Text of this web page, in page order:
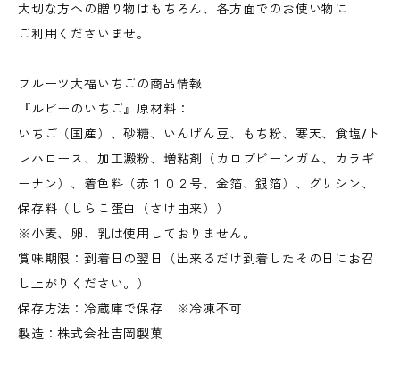
大切な方への贈り物はもちろん、各方面でのお使い物に
ご利用くださいませ。
フルーツ大福いちごの商品情報
『ルビーのいちご』原材料：
いちご（国産）、砂糖、いんげん豆、もち粉、寒天、食塩/ト
レハロース、加工澱粉、増粘剤（カロブビーンガム、カラギ
ーナン）、着色料（赤１０２号、金箔、銀箔）、グリシン、
保存料（しらこ蛋白（さけ由来））
※小麦、卵、乳は使用しておりません。
賞味期限：到着日の翌日（出来るだけ到着したその日にお召
し上がりください。）
保存方法：冷蔵庫で保存 ※冷凍不可
製造：株式会社吉岡製菓